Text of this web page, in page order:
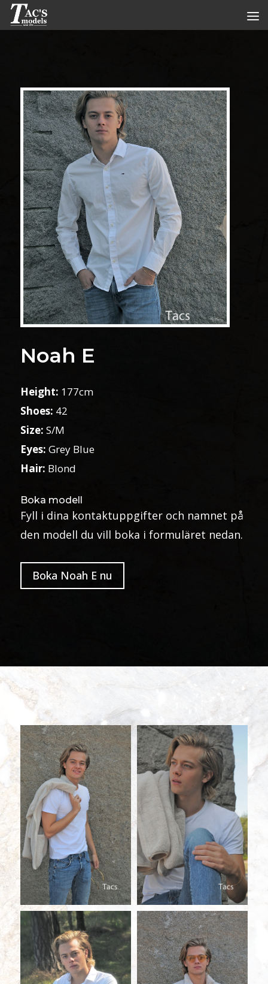
Noah E
Height: 177cm
Shoes: 42
Size: S/M
Eyes: Grey Blue
Hair: Blond
Boka modell
Fyll i dina kontaktuppgifter och namnet på
den modell du vill boka i formuläret nedan.
Boka Noah E nu